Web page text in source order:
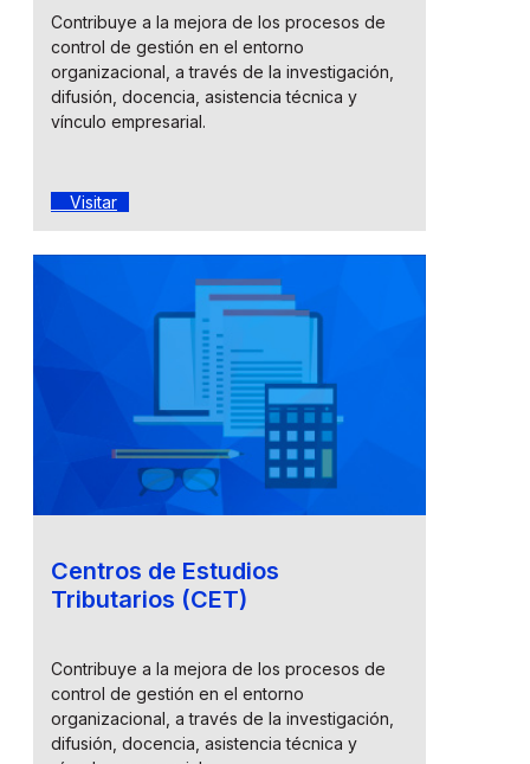
Contribuye a la mejora de los procesos de
control de gestión en el entorno
organizacional, a través de la investigación,
difusión, docencia, asistencia técnica y
vínculo empresarial.
Visitar
Centros de Estudios
Tributarios (CET)
Contribuye a la mejora de los procesos de
control de gestión en el entorno
organizacional, a través de la investigación,
difusión, docencia, asistencia técnica y